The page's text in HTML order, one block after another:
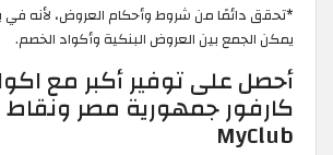
*تحقق دائمًا من شروط وأحكام العروض، لأنه في
يمكن الجمع بين العروض البنكية وأكواد الخصم.
أحصل على توفير أكبر مع
كارفور جمهورية مصر
MyClub